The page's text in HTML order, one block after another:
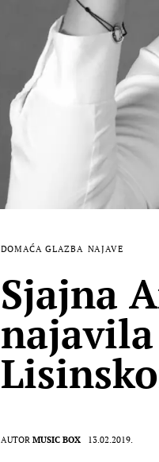
DOMAĆA GLAZBA NAJAVE
Sjajna
AUTOR MUSIC BOX 13.02.2019.